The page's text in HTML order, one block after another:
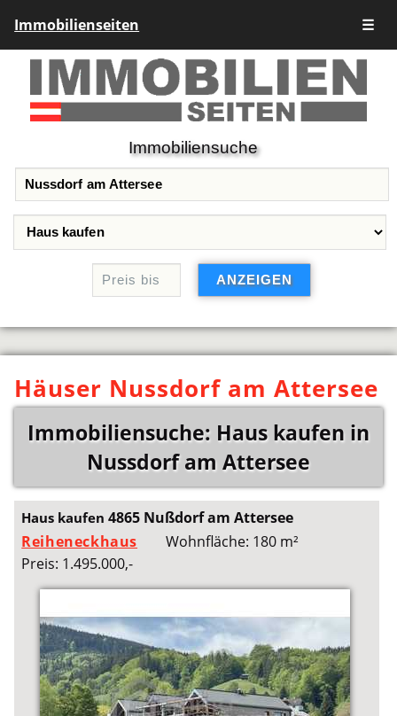
Immobilienseiten ☰
Immobiliensuche
Häuser Nussdorf am Attersee
Immobiliensuche: Haus kaufen in
Nussdorf am Attersee
Haus kaufen4865 Nußdorf am Attersee
Reiheneckhaus
Wohnfläche: 180 m²
Preis: 1.495.000,-